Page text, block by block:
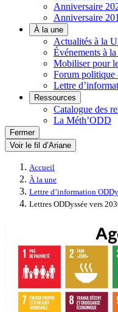
Anniversaire
Anniversaire
À la une
Actualités à la
Événements à
Mobiliser pour
Forum politique
Lettre
Ressources
Catalogue des
La Méth’ODD
Fermer
Voir le fil d’Ariane
Accueil
À la une
Lettre d’information
Lettres ODDyssée vers